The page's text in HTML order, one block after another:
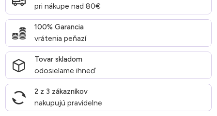
pri nákupe nad 80€
100% Garancia
vrátenia peňazí
Tovar skladom
odosielame ihneď
2 z 3 zákazníkov
nakupujú pravidelne